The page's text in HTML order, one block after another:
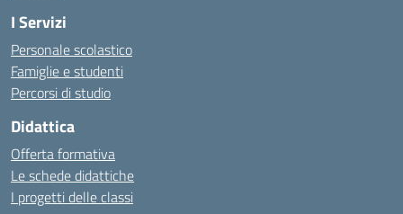
I Servizi
Personale scolastico
Famiglie e studenti
Percorsi di studio
Didattica
Offerta formativa
Le schede didattiche
I progetti delle classi